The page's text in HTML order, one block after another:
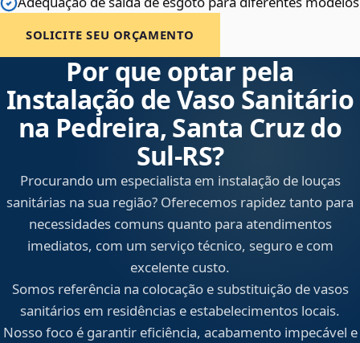
SOLICITE SEU ORÇAMENTO
Por que optar pela
Instalação de Vaso Sanitário
na Pedreira, Santa Cruz do
Sul‑RS?
Procurando um especialista em instalação de louças
sanitárias na sua região? Oferecemos rapidez tanto para
necessidades comuns quanto para atendimentos
imediatos, com um serviço técnico, seguro e com
excelente custo.
Somos referência na colocação e substituição de vasos
sanitários em residências e estabelecimentos locais.
Nosso foco é garantir eficiência, acabamento impecável e